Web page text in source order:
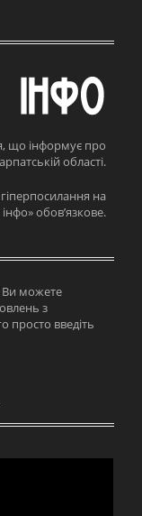
що інформує про
області.
на
обов’язкове.
Ви можете
з
просто введіть